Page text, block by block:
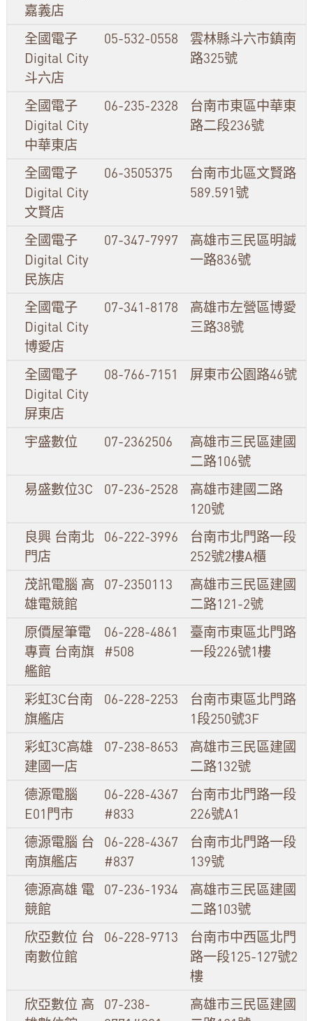
嘉義店
全國電子
Digital City
斗六店
05-532-0558
雲林縣斗六市鎮南
路325號
全國電子
Digital City
中華東店
06-235-2328
台南市東區中華東
路二段236號
全國電子
Digital City
文賢店
06-3505375
台南市北區文賢路
589.591號
全國電子
Digital City
民族店
07-347-7997
高雄市三民區明誠
一路836號
全國電子
Digital City
博愛店
07-341-8178
高雄市左營區博愛
三路38號
全國電子
Digital City
屏東店
08-766-7151 屏東市公園路46號
宇盛數位 07-2362506
高雄市三民區建國
二路106號
易盛數位3C
07-236-2528
高雄市建國二路
120號
良興 台南北
門店
06-222-3996
台南市北門路一段
252號2樓A櫃
茂訊電腦 高
雄電競館
07-2350113
高雄市三民區建國
二路121-2號
原價屋筆電
專賣 台南旗
艦館
06-228-4861
#508
臺南市東區北門路
一段226號1樓
彩虹3C台南
旗艦店
06-228-2253
台南市東區北門路
1段250號3F
彩虹3C高雄
建國一店
07-238-8653
高雄市三民區建國
二路132號
德源電腦
E01門市
06-228-4367
#833
台南市北門路一段
226號A1
德源電腦 台
南旗艦店
06-228-4367
#837
台南市北門路一段
139號
德源高雄 電
競館
07-236-1934
高雄市三民區建國
二路103號
欣亞數位 台
南數位館
06-228-9713
台南市中西區北門
路一段125-127號2
樓
欣亞數位 高
07-238-
高雄市三民區建國